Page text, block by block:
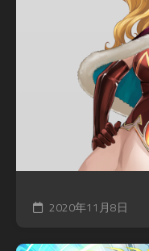
2020年11月8日